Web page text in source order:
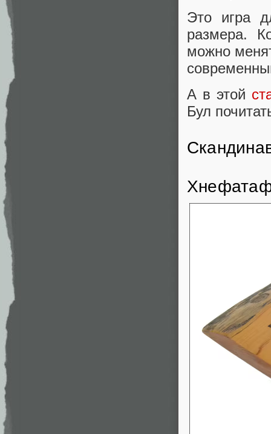
Это игра
размера.
можно
А в этой
Бул